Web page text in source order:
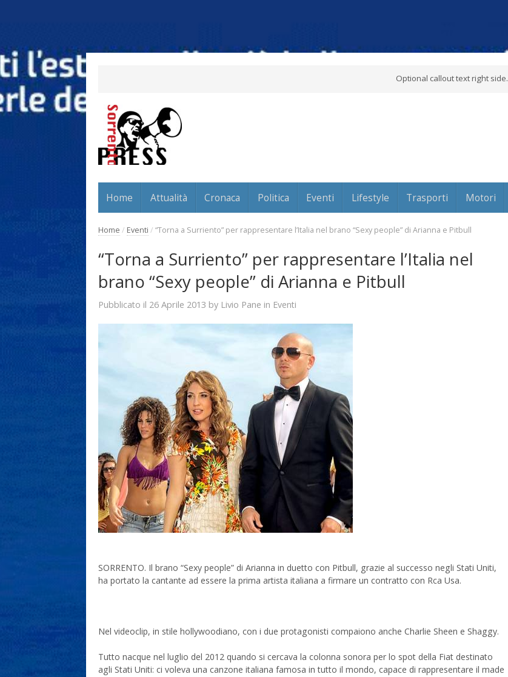
Optional callout text right side.
Home Attualità Cronaca Politica Eventi Lifestyle Trasporti Motori
Home / Eventi / “Torna a Surriento” per rappresentare l’Italia nel brano “Sexy people” di Arianna e Pitbull
“Torna a Surriento” per rappresentare l’Italia nel
brano “Sexy people” di Arianna e Pitbull
Pubblicato il 26 Aprile 2013 by Livio Pane in Eventi
SORRENTO. Il brano “Sexy people” di Arianna in duetto con Pitbull, grazie al successo negli Stati Uniti,
ha portato la cantante ad essere la prima artista italiana a firmare un contratto con Rca Usa.
Nel videoclip, in stile hollywoodiano, con i due protagonisti compaiono anche Charlie Sheen e Shaggy.
Tutto nacque nel luglio del 2012 quando si cercava la colonna sonora per lo spot della Fiat destinato
agli Stati Uniti: ci voleva una canzone italiana famosa in tutto il mondo, capace di rappresentare il made